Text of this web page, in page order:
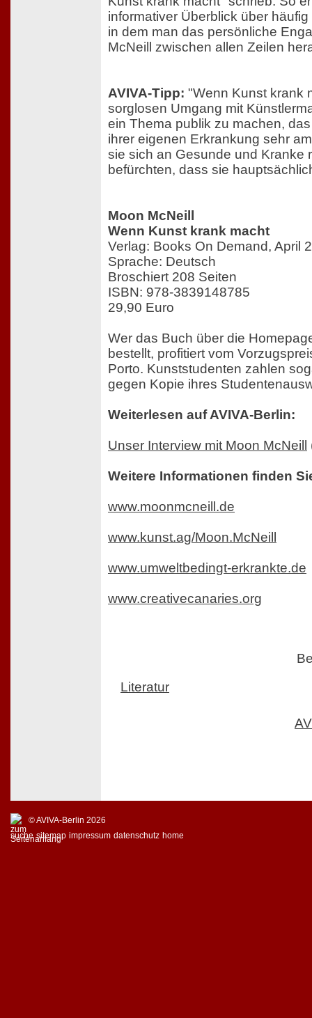
informativer Überblick über
in dem man das persönliche
McNeill zwischen allen Zeilen
AVIVA-Tipp: "Wenn Kunst krank
sorglosen Umgang mit
ein Thema publik zu machen,
ihrer eigenen Erkrankung sehr
sie sich an Gesunde und Kranke
befürchten, dass sie
Moon McNeill
Wenn Kunst krank macht
Verlag: Books On Demand, April
Sprache: Deutsch
Broschiert 208 Seiten
ISBN: 978-3839148785
29,90 Euro
Wer das Buch über die
bestellt, profitiert vom
Porto. Kunststudenten zahlen
gegen Kopie ihres
Weiterlesen auf AVIVA-Berlin:
Unser Interview mit Moon McNeill
Weitere Informationen finden
www.moonmcneill.de
www.kunst.ag/Moon.McNeill
www.umweltbedingt-erkrankte.de
www.creativecanaries.org
Literatur
© AVIVA-Berlin 2026
suche sitemap impressum datenschutz home